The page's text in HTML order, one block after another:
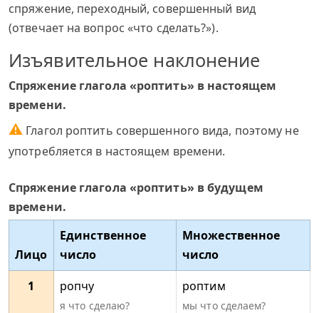
спряжение, переходный, совершенный вид
(отвечает на вопрос «что сделать?»).
Изъявительное наклонение
Спряжение глагола «роптить» в настоящем
времени.
⚠ Глагол роптить совершенного вида, поэтому не
употребляется в настоящем времени.
Спряжение глагола «роптить» в будущем
времени.
Лицо
Единственное
число
Множественное
число
1
ропчу
я что сделаю?
роптим
мы что сделаем?